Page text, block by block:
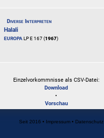
Diverse Interpreten
Halali
EUROPALP E 167 (1967)
Einzelvorkommnisse als CSV-Datei:
Download
•
Vorschau
Seit 2016 • Impressum • Datenschutz